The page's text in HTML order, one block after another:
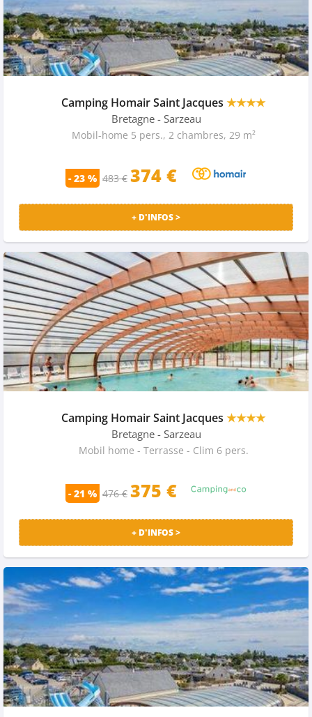
Camping Homair Saint Jacques ★★★★
Bretagne - Sarzeau
Mobil-home 5 pers., 2 chambres, 29 m²
- 23 % 483 € 374 €
+ D'INFOS >
Camping Homair Saint Jacques ★★★★
Bretagne - Sarzeau
Mobil home - Terrasse - Clim 6 pers.
- 21 % 476 € 375 €
+ D'INFOS >